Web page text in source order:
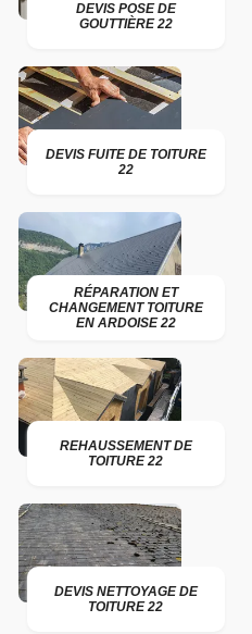
DEVIS POSE DE
GOUTTIÈRE 22
DEVIS FUITE DE TOITURE
22
RÉPARATION ET
CHANGEMENT TOITURE
EN ARDOISE 22
REHAUSSEMENT DE
TOITURE 22
DEVIS NETTOYAGE DE
TOITURE 22